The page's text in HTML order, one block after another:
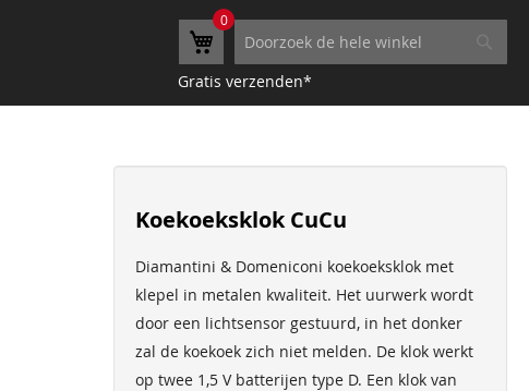
Search
Winkelwagen
0
Gratis verzenden*
Koekoeksklok CuCu
Diamantini & Domeniconi koekoeksklok met
klepel in metalen kwaliteit. Het uurwerk wordt
door een lichtsensor gestuurd, in het donker
zal de koekoek zich niet melden. De klok werkt
op twee 1,5 V batterijen type D. Een klok van